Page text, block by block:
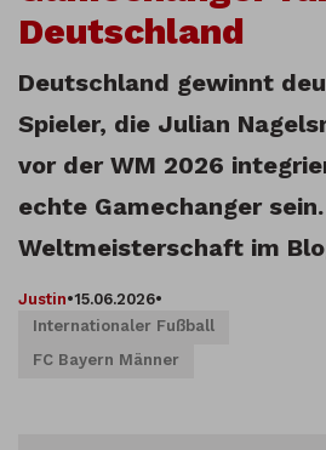
Deutschland
Deutschland gewinnt
Spieler, die Julian
vor der WM 2026
echte Gamechanger
Weltmeisterschaft im
Justin•15.06.2026•
Internationaler Fußball
FC Bayern Männer